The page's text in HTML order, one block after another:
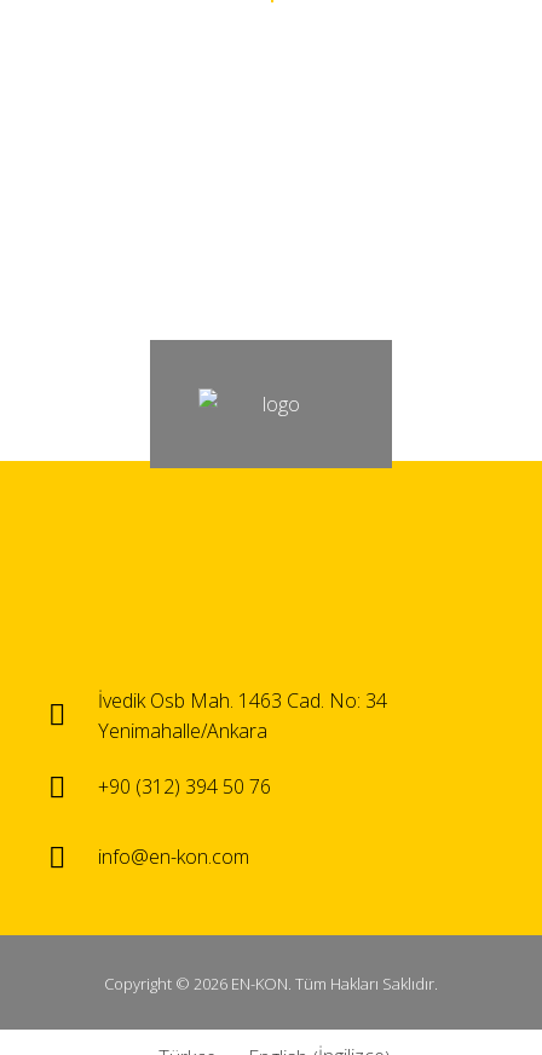
İvedik Osb Mah. 1463 Cad. No: 34
Yenimahalle/Ankara
+90 (312) 394 50 76
info@en-kon.com
Copyright © 2026 EN-KON. Tüm Hakları Saklıdır.